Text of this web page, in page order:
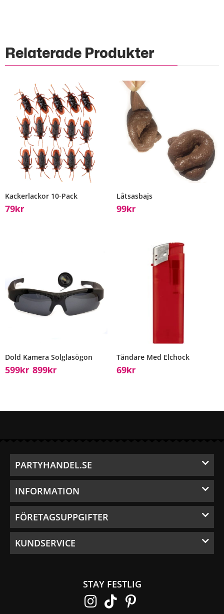
Relaterade Produkter
Kackerlackor 10-Pack
79Kr
Låtsasbajs
99Kr
Dold Kamera Solglasögon
599Kr 899Kr
Tändare Med Elchock
69Kr
PARTYHANDEL.SE
INFORMATION
FÖRETAGSUPPGIFTER
KUNDSERVICE
STAY FESTLIG